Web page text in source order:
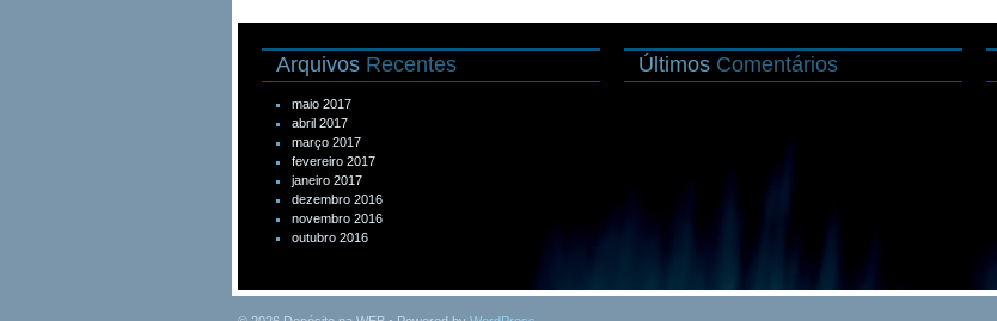
Arquivos Recentes
maio 2017
abril 2017
março 2017
fevereiro 2017
janeiro 2017
dezembro 2016
novembro 2016
outubro 2016
Últimos Comentários